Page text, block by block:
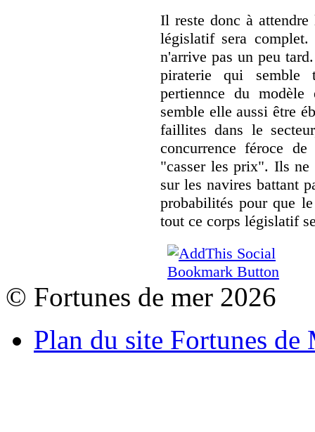
Il reste donc à
législatif sera
n'arrive pas un peu
piraterie qui semble
pertiennce du modèle
semble elle aussi être
faillites dans le
concurrence féroce
"casser les prix". Ils ne
sur les navires battant
probabilités pour que
tout ce corps législatif
© Fortunes de mer 2026
Plan du site Fortunes de